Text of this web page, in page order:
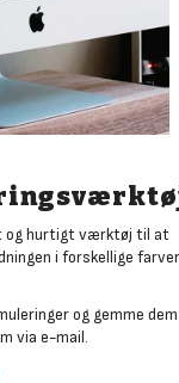
og hurtigt værktøj til at
i forskellige farver
og gemme dem
via e-mail.